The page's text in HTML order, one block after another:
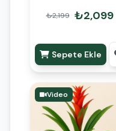
Hediye Paketli
₺2,199 ₺2,099
Sepete Ekle
Video